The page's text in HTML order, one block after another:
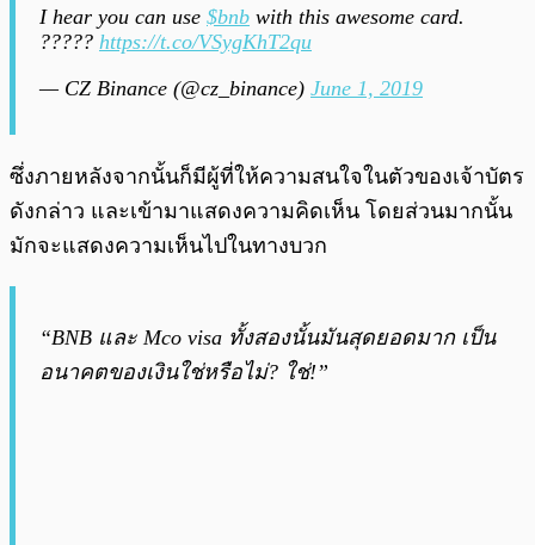
I hear you can use $bnb with this awesome card.
????? https://t.co/VSygKhT2qu
— CZ Binance (@cz_binance) June 1, 2019
ซึ่งภายหลังจากนั้นก็มีผู้ที่ให้ความสนใจในตัวของเจ้าบัตร
ดังกล่าว และเข้ามาแสดงความคิดเห็น โดยส่วนมากนั้น
มักจะแสดงความเห็นไปในทางบวก
“BNB และ Mco visa ทั้งสองนั้นมันสุดยอดมาก เป็น
อนาคตของเงินใช่หรือไม่? ใช่!”